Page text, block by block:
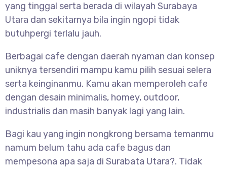
yang tinggal serta berada di wilayah Surabaya
Utara dan sekitarnya bila ingin ngopi tidak
butuhpergi terlalu jauh.
Berbagai cafe dengan daerah nyaman dan konsep
uniknya tersendiri mampu kamu pilih sesuai selera
serta keinginanmu. Kamu akan memperoleh cafe
dengan desain minimalis, homey, outdoor,
industrialis dan masih banyak lagi yang lain.
Bagi kau yang ingin nongkrong bersama temanmu
namum belum tahu ada cafe bagus dan
mempesona apa saja di Surabata Utara?. Tidak